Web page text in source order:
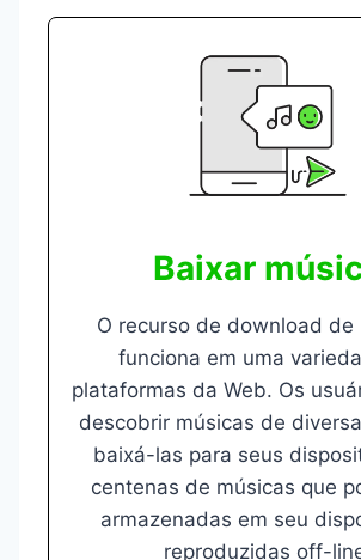
Baixar
O recurso de download de
funciona em uma
plataformas da Web. Os
descobrir músicas de
baixá-las para seus
centenas de músicas que
armazenadas em seu
reproduzidas off-